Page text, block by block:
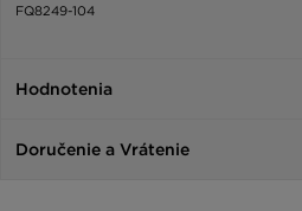
FQ8249-104
Hodnotenia
Doručenie a Vrátenie